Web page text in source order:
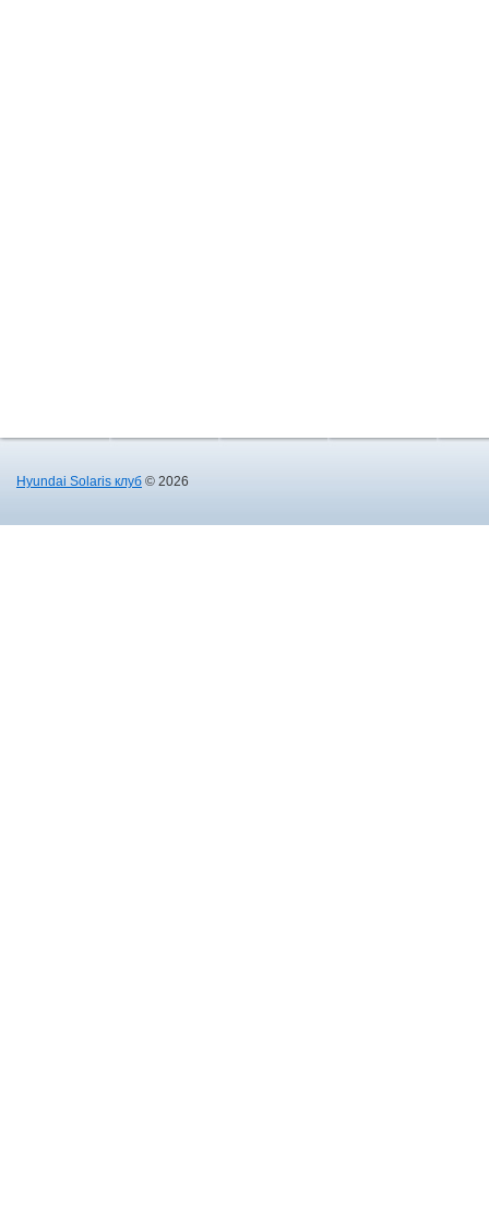
Hyundai Solaris клуб © 2026